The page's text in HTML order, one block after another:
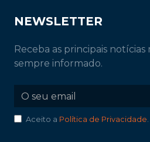
NEWSLETTER
Receba as principais
sempre informado.
Aceito a Política de Privacidade.